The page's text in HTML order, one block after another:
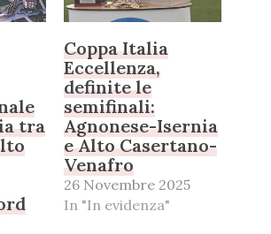
tra
Coppa Italia
Eccellenza,
definite le
semifinali:
Agnonese-Isernia
e Alto Casertano-
Venafro
26 Novembre 2025
In "In evidenza"